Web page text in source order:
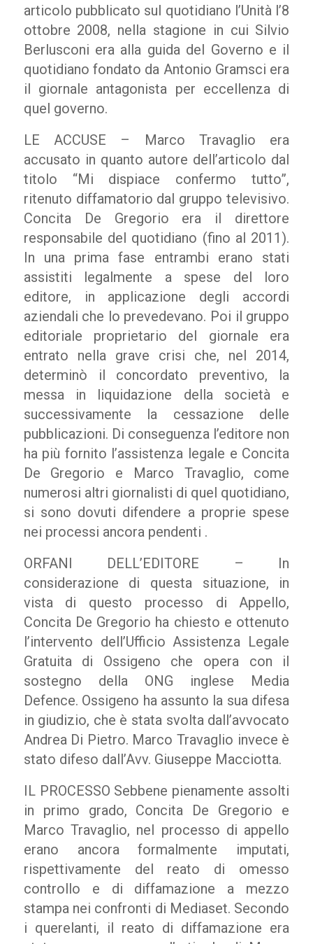
articolo pubblicato sul quotidiano l’Unità l’8
ottobre 2008, nella stagione in cui Silvio
Berlusconi era alla guida del Governo e il
quotidiano fondato da Antonio Gramsci era
il giornale antagonista per eccellenza di
quel governo.
LE ACCUSE – Marco Travaglio era
accusato in quanto autore dell’articolo dal
titolo “Mi dispiace confermo tutto”,
ritenuto diffamatorio dal gruppo televisivo.
Concita De Gregorio era il direttore
responsabile del quotidiano (fino al 2011).
In una prima fase entrambi erano stati
assistiti legalmente a spese del loro
editore, in applicazione degli accordi
aziendali che lo prevedevano. Poi il gruppo
editoriale proprietario del giornale era
entrato nella grave crisi che, nel 2014,
determinò il concordato preventivo, la
messa in liquidazione della società e
successivamente la cessazione delle
pubblicazioni. Di conseguenza l’editore non
ha più fornito l’assistenza legale e Concita
De Gregorio e Marco Travaglio, come
numerosi altri giornalisti di quel quotidiano,
si sono dovuti difendere a proprie spese
nei processi ancora pendenti .
ORFANI DELL’EDITORE – In
considerazione di questa situazione, in
vista di questo processo di Appello,
Concita De Gregorio ha chiesto e ottenuto
l’intervento dell’Ufficio Assistenza Legale
Gratuita di Ossigeno che opera con il
sostegno della ONG inglese Media
Defence. Ossigeno ha assunto la sua difesa
in giudizio, che è stata svolta dall’avvocato
Andrea Di Pietro. Marco Travaglio invece è
stato difeso dall’Avv. Giuseppe Macciotta.
IL PROCESSO Sebbene pienamente assolti
in primo grado, Concita De Gregorio e
Marco Travaglio, nel processo di appello
erano ancora formalmente imputati,
rispettivamente del reato di omesso
controllo e di diffamazione a mezzo
stampa nei confronti di Mediaset. Secondo
i querelanti, il reato di diffamazione era